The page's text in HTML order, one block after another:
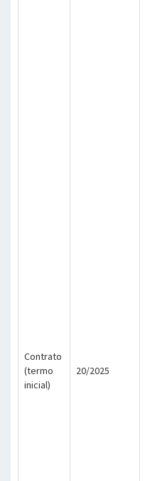
Contrato
(termo
inicial)
20/2025